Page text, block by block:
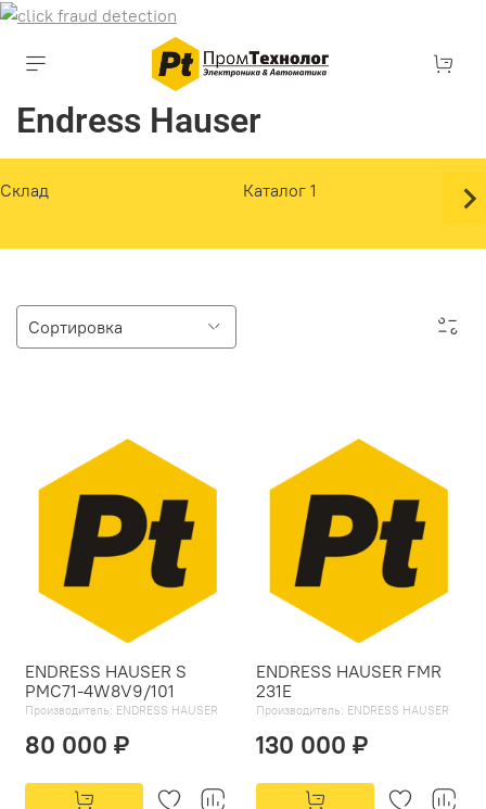
Endress Hauser
Склад Каталог 1
ENDRESS HAUSER S
PMC71-4W8V9/101
Производитель: ENDRESS HAUSER
80 000 ₽
ENDRESS HAUSER FMR
231E
Производитель: ENDRESS HAUSER
130 000 ₽